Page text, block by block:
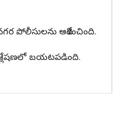
పోలీసులను ఆదేశించింది.
బయటపడింది.